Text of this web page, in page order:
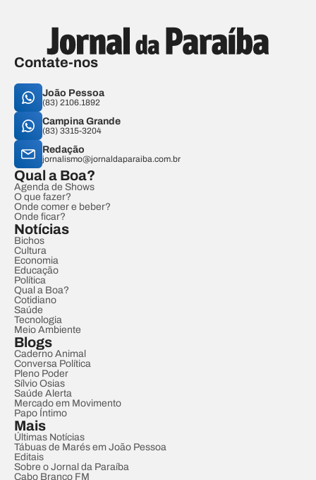
Contate-nos
João Pessoa
(83) 2106.1892
Campina Grande
(83) 3315-3204
Redação
jornalismo@jornaldaparaiba.com.br
Qual a Boa?
Agenda de Shows
O que fazer?
Onde comer e beber?
Onde ficar?
Notícias
Bichos
Cultura
Economia
Educação
Política
Qual a Boa?
Cotidiano
Saúde
Tecnologia
Meio Ambiente
Blogs
Caderno Animal
Conversa Política
Pleno Poder
Sílvio Osias
Saúde Alerta
Mercado em Movimento
Papo Íntimo
Mais
Últimas Notícias
Tábuas de Marés em João Pessoa
Editais
Sobre o Jornal da Paraíba
Cabo Branco FM